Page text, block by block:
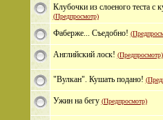
Клубочки из слоеного теста с
(Предпросмотр)
Фаберже... Съедобно!
Английский лоск! (Предпросмотр)
"Вулкан". Кушать подано!
Ужин на бегу (Предпросмотр)